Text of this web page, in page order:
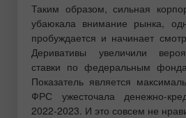
Таким образом, сильная
убаюкала внимание рынка,
пробуждается и начинает
Деривативы увеличили
ставки по федеральным
Показатель является
ФРС ужесточала денежно-
2022-2023. И это совсем не